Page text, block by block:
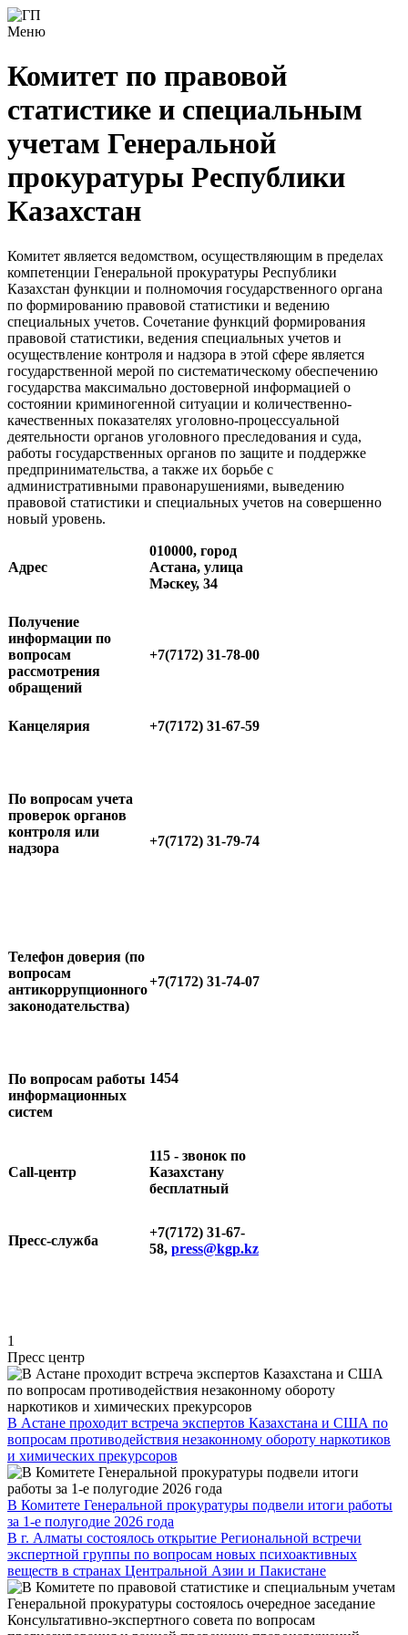
Меню
Комитет по правовой
статистике и специальным
учетам Генеральной
прокуратуры Республики
Казахстан
Комитет является ведомством, осуществляющим в пределах
компетенции Генеральной прокуратуры Республики
Казахстан функции и полномочия государственного органа
по формированию правовой статистики и ведению
специальных учетов. Сочетание функций формирования
правовой статистики, ведения специальных учетов и
осуществление контроля и надзора в этой сфере является
государственной мерой по систематическому обеспечению
государства максимально достоверной информацией о
состоянии криминогенной ситуации и количественно-
качественных показателях уголовно-процессуальной
деятельности органов уголовного преследования и суда,
работы государственных органов по защите и поддержке
предпринимательства, а также их борьбе с
административными правонарушениями, выведению
правовой статистики и специальных учетов на совершенно
новый уровень.
Адрес
010000, город
Астана, улица
Мәскеу, 34
Получение
информации по
вопросам
рассмотрения
обращений
+7(7172) 31-78-00
Канцелярия +7(7172) 31-67-59
По вопросам учета
проверок органов
контроля или
надзора
+7(7172) 31-79-74
Телефон доверия (по
вопросам
антикоррупционного
законодательства)
+7(7172) 31-74-07
По вопросам работы
информационных
систем
1454
Call-центр
115 - звонок по
Казахстану
бесплатный
Пресс-служба
+7(7172) 31-67-
58, press@kgp.kz
1
Пресс центр
В Астане проходит встреча экспертов Казахстана и США по
вопросам противодействия незаконному обороту наркотиков
и химических прекурсоров
В Комитете Генеральной прокуратуры подвели итоги работы
за 1-е полугодие 2026 года
В г. Алматы состоялось открытие Региональной встречи
экспертной группы по вопросам новых психоактивных
веществ в странах Центральной Азии и Пакистане